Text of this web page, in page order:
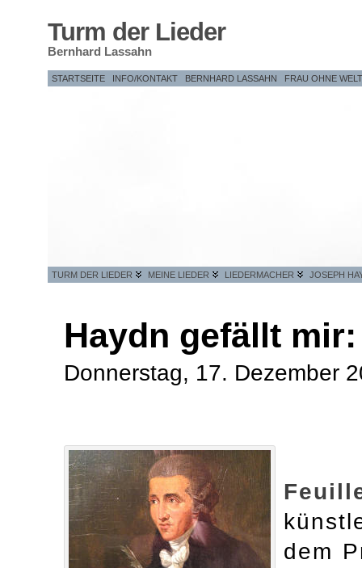
Turm der Lieder
Bernhard Lassahn
STARTSEITE INFO/KONTAKT BERNHARD LASSAHN FRAU OHNE WELT
TURM DER LIEDER MEINE LIEDER LIEDERMACHER JOSEPH
Haydn gefällt
Donnerstag, 17. Dezember
dem